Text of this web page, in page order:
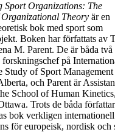
Sport Organizations: The
Theory är en
bok med sport som
Boken har författats av
M. Parent. De är båda två
forskningschef på
Study of Sport
och Parent är
School of Human Kinetics,
Trots de båda
bok verkligen
för europeisk, nordisk och